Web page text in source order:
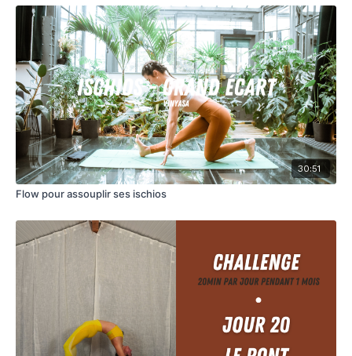
30:51
Flow pour assouplir ses ischios